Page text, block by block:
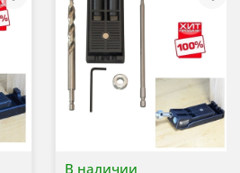
В наличии